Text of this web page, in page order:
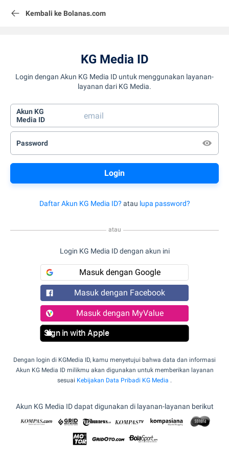
Kembali ke Bolanas.com
KG Media ID
Login dengan Akun KG Media ID untuk menggunakan layanan-
layanan dari KG Media.
Akun KG
Media ID
Password
Daftar Akun KG Media ID? atau lupa password?
atau
Login KG Media ID dengan akun ini
Masuk dengan Google
Masuk dengan Facebook
Masuk dengan MyValue
Sign in with Apple
Dengan login di KGMedia ID, kamu menyetujui bahwa data dan informasi
Akun KG Media ID milikmu akan digunakan untuk memberikan layanan
sesuai Kebijakan Data Pribadi KG Media .
Akun KG Media ID dapat digunakan di layanan-layanan berikut